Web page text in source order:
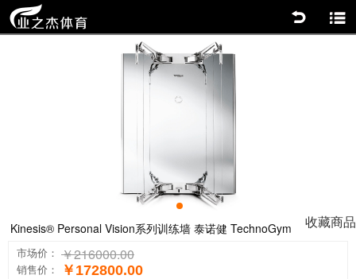
0
收藏商品
Kinesis® Personal Vision系列训练墙 泰诺健 TechnoGym
市场价： ￥216000.00
销售价： ￥172800.00